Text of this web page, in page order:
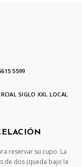
5599
SIGLO XXI, LOCAL
reservar su cupo. La
de dos (queda bajo la